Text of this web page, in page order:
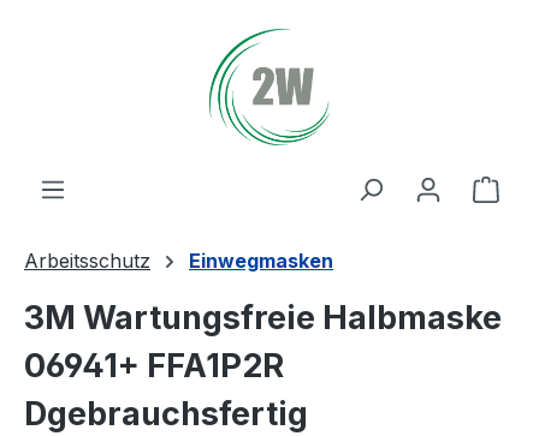
Arbeitsschutz Einwegmasken
3M Wartungsfreie Halbmaske
06941+ FFA1P2R
Dgebrauchsfertig